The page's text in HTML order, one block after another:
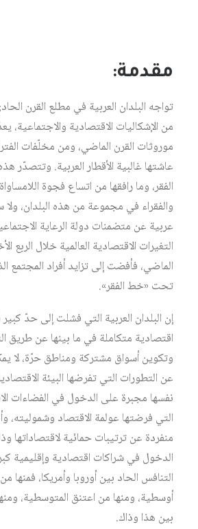
مقدمة:
تواجه البلدان العربية في مطلع القرن
من الإشكاليات الاقتصادية والاجتماعية،
موروثات القرن الماضي، ومن مخلّفات
عاشتها غالبية الأقطار العربية. وتتصدّر
الفقر، وما رافقها من اتساع فجوة
والفقراء في مجموعة من هذه البلدان،
عربية عن متضمنات دولة الرعاية
التغيرات الاقتصادية العالمية خلال الربع
الماضي، فأفضت إلى تزايد أفراد المجتمع
تحت «خط الفقر».
إن البلدان العربية التي فشلت إلى حدّ
اقتصادية متكاملة في ما بينها عن طريق
وتكوين أسواق مشتركة ومناطق حرّة، لا
عن التطورات التي تفرضها البيئة
نفسها مجبرة على الدخول في الفضاءات
التي فرضتها عولمة الاقتصاد
منفردة عن ترتيبات حمائية لاقتصاداتها
الدخول في شراكات اقتصادية وإقليمية
التنافس الحاد بين أوروبا وأمريكا، فمنها
أوسطية، ومنها من اعتنق المتوسطية،
بين هذا وذاك.